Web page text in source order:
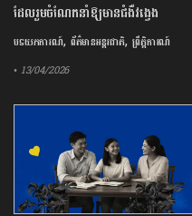
ដែល​រួមចំណែក​នាំឱ្យ​មាន​ជំងឺ​វង្វេង
បទយកការណ៍, ព័ត៌មានអន្តរជាតិ,ព្រឹត្តិការណ៍
• 13/04/2026